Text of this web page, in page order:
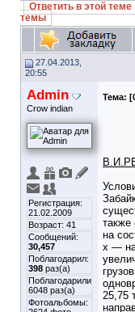
Ответить в этой теме
темы
27.04.2013,
20:55
Admin
Crow indian
Регистрация:
21.02.2009
Возраст: 41
Сообщений:
30,457
Поблагодарил:
398 раз(а)
Поблагодарили
6048 раз(а)
Фотоальбомы:
Тема:
также
на
х —
25,75